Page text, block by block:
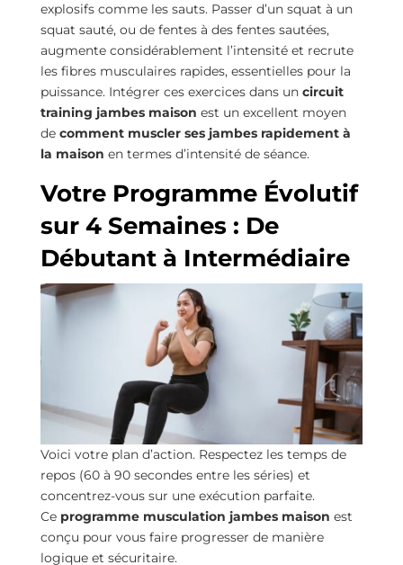
explosifs comme les sauts. Passer d’un squat à un
squat sauté, ou de fentes à des fentes sautées,
augmente considérablement l’intensité et recrute
les fibres musculaires rapides, essentielles pour la
puissance. Intégrer ces exercices dans un circuit
training jambes maison est un excellent moyen
de comment muscler ses jambes rapidement à
la maison en termes d’intensité de séance.
Votre Programme Évolutif
sur 4 Semaines : De
Débutant à Intermédiaire
Voici votre plan d’action. Respectez les temps de
repos (60 à 90 secondes entre les séries) et
concentrez-vous sur une exécution parfaite.
Ce programme musculation jambes maison est
conçu pour vous faire progresser de manière
logique et sécuritaire.